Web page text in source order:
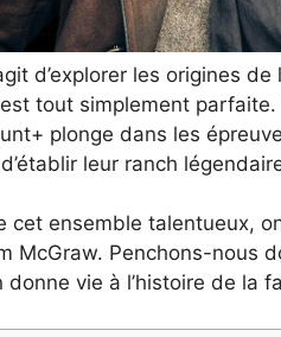
d’explorer les origines
tout simplement
plonge dans les
leur ranch
cet ensemble talentueux,
McGraw. Penchons-nous
vie à l’histoire de la